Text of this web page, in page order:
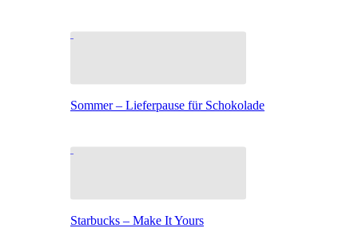
Sommer – Lieferpause für Schokolade
Starbucks – Make It Yours